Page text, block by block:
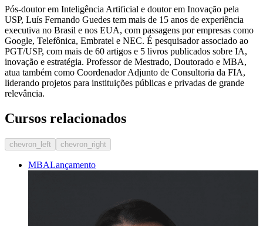
Pós-doutor em Inteligência Artificial e doutor em Inovação pela
USP, Luís Fernando Guedes tem mais de 15 anos de experiência
executiva no Brasil e nos EUA, com passagens por empresas como
Google, Telefônica, Embratel e NEC. É pesquisador associado ao
PGT/USP, com mais de 60 artigos e 5 livros publicados sobre IA,
inovação e estratégia. Professor de Mestrado, Doutorado e MBA,
atua também como Coordenador Adjunto de Consultoria da FIA,
liderando projetos para instituições públicas e privadas de grande
relevância.
Cursos relacionados
chevron_left chevron_right
MBALançamento